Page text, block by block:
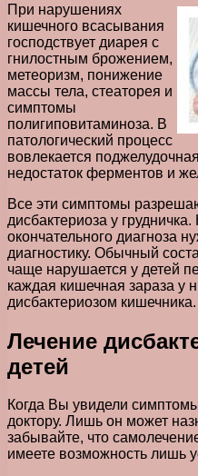
При нарушениях
кишечного всасывания
господствует диарея с
гнилостным брожением,
метеоризм, понижение
массы тела, стеаторея и
симптомы
полигиповитаминоза. В
патологический процесс
вовлекается
недостаток ферментов и
Все эти симптомы
дисбактериоза у
окончательного диагноза
диагностику. Обычный
чаще нарушается у детей
каждая кишечная зараза у
дисбактериозом кишечника.
Лечение
детей
Когда Вы увидели
доктору. Лишь он может
забывайте, что
имеете возможность лишь